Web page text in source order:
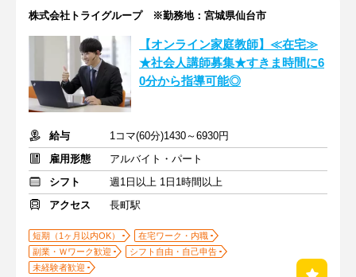
株式会社トライグループ ※勤務地：宮城県仙台市
【オンライン家庭教師】≪在宅≫
★社会人講師募集★すきま時間に6
0分から指導可能◎
給与
1コマ(60分)1430～6930円
雇用形態
アルバイト・パート
シフト
週1日以上 1日1時間以上
アクセス
長町駅
短期（1ヶ月以内OK）
在宅ワーク・内職
副業・Ｗワーク歓迎
シフト自由・自己申告
未経験者歓迎